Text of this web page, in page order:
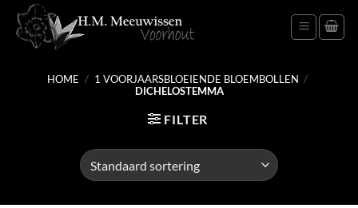
naar
inhoud
HOME / 1 VOORJAARSBLOEIENDE BLOEMBOLLEN /
DICHELOSTEMMA
FILTER